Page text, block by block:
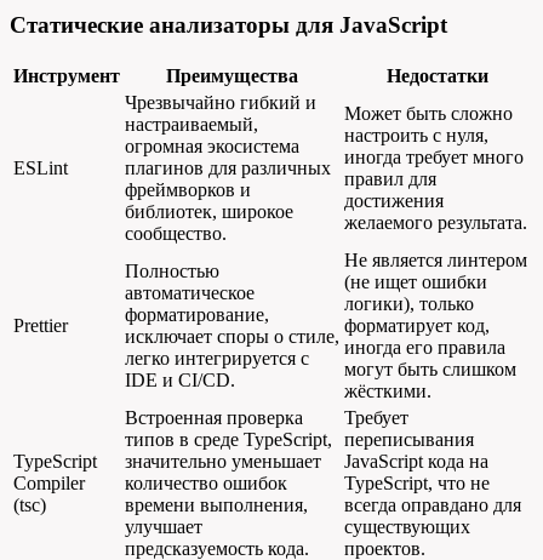
Статические анализаторы для JavaScript
Инструмент Преимущества Недостатки
ESLint
Чрезвычайно гибкий и
настраиваемый,
огромная экосистема
плагинов для различных
фреймворков и
библиотек, широкое
сообщество.
Может быть сложно
настроить с нуля,
иногда требует много
правил для
достижения
желаемого результата.
Prettier
Полностью
автоматическое
форматирование,
исключает споры о стиле,
легко интегрируется с
IDE и CI/CD.
Не является линтером
(не ищет ошибки
логики), только
форматирует код,
иногда его правила
могут быть слишком
жёсткими.
TypeScript
Compiler
(tsc)
Встроенная проверка
типов в среде TypeScript,
значительно уменьшает
количество ошибок
времени выполнения,
улучшает
предсказуемость кода.
Требует
переписывания
JavaScript кода на
TypeScript, что не
всегда оправдано для
существующих
проектов.